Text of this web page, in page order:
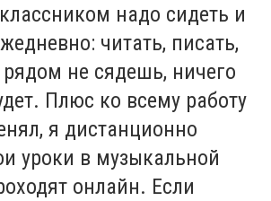
надо сидеть и
читать, писать,
не сядешь, ничего
Плюс ко всему работу
я дистанционно
уроки в музыкальной
онлайн. Если